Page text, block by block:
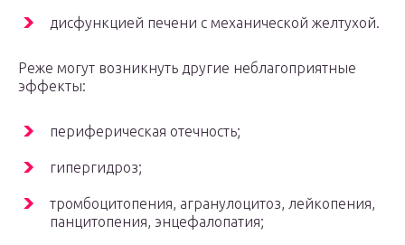
дисфункцией печени с механической желтухой.
Реже могут возникнуть другие неблагоприятные
эффекты:
периферическая отечность;
гипергидроз;
тромбоцитопения, агранулоцитоз, лейкопения,
панцитопения, энцефалопатия;